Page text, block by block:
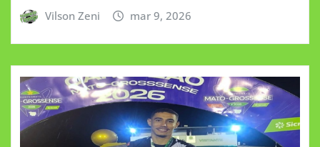
Vilson Zeni mar 9, 2026